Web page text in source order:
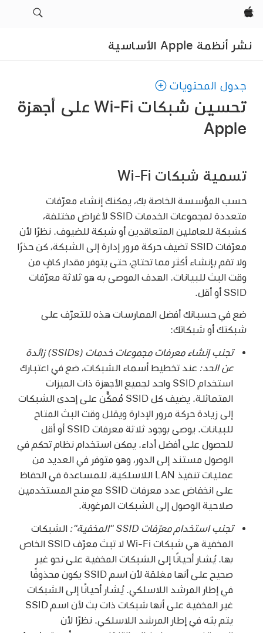
Apple‏
نشر أنظمة Apple الأساسية
جدول المحتويات
تحسين شبكات Wi-Fi على أجهزة
Apple
تسمية شبكات Wi-Fi
حسب المؤسسة الخاصة بك، يمكنك إنشاء معرّفات
متعددة لمجموعات الخدمات SSID لأغراض مختلفة،
كشبكة للعاملين المتعاقدين أو شبكة للضيوف. نظرًا لأن
معرّفات SSID تضيف حركة مرور إدارة إلى الشبكة، كن حذرًا
ولا تقم بإنشاء أكثر مما تحتاج، حتى يتوفر مقدار كافٍ من
وقت البث للبيانات. الهدف الموصى به هو ثلاثة معرّفات
SSID أو أقل.
ضع في حسبانك أفضل الممارسات هذه للتعرّف على
شبكتك أو شبكاتك:
تجنب إنشاء معرفات مجموعات خدمات (SSIDs) زائدة
عن الحد: عند تخطيط أسماء الشبكات، ضع في اعتبارك
استخدام SSID واحد لجميع الأجهزة ذات الميزات
المتماثلة. يضيف كل SSID مُمكّّن على إحدى الشبكات
إلى زيادة حركة مرور الإدارة ويقلل وقت البث المتاح
للبيانات. يوصى بوجود ثلاثة معرفات SSID أو أقل
للحصول على أفضل أداء. يمكن استخدام نظام تحكم في
الوصول مستند إلى الدور، وهو متوفر في العديد من
عمليات تنفيذ LAN اللاسلكية، للمساعدة في الحفاظ
على انخفاض عدد معرفات SSID مع منح المستخدمين
صلاحية الوصول إلى الشبكات المرغوبة.
تجنب استخدام معرّفات SSID "المخفية":
الشبكات
المخفية هي شبكات Wi-Fi
لا تبث معرّف SSID الخاص
بها. يُشار أحيانًا إلى الشبكات المخفية على نحو غير
صحيح على أنها مغلقة لأن اسم SSID يكون محذوفًا
في إطار المرشد اللاسلكي. يُشار أحيانًا إلى الشبكات
غير المخفية على أنها شبكات ذات بث لأن اسم SSID
يتم بثه في إطار المرشد اللاسلكي. نظرًا لأن